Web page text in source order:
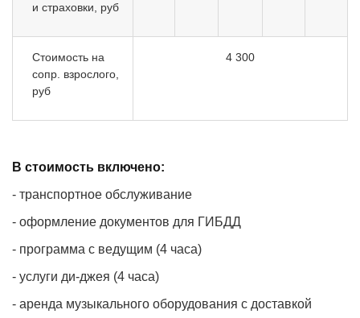
и страховки, руб
Стоимость на
сопр. взрослого,
руб
4 300
В стоимость включено:
- транспортное обслуживание
- оформление документов для ГИБДД
- программа с ведущим (4 часа)
- услуги ди-джея (4 часа)
- аренда музыкального оборудования с доставкой